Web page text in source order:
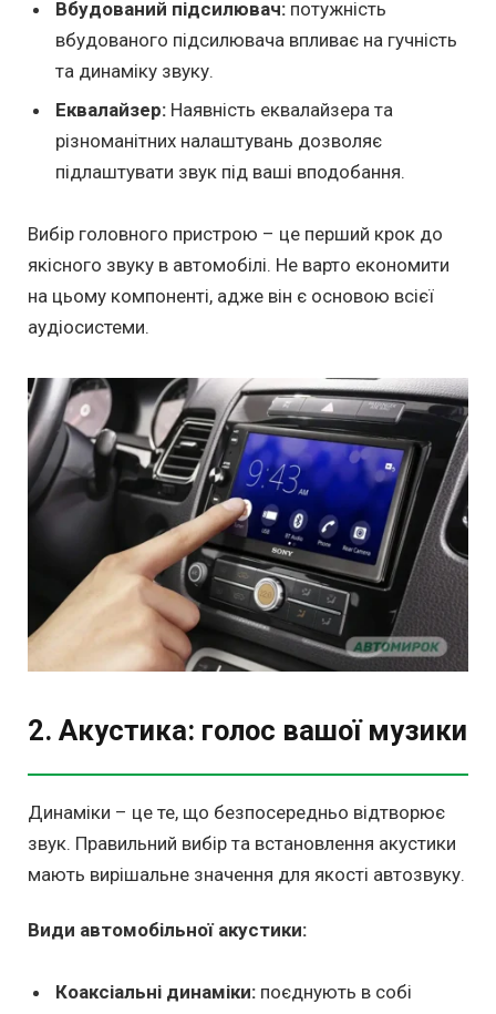
Вбудований підсилювач: потужність
вбудованого підсилювача впливає на гучність
та динаміку звуку.
Еквалайзер: Наявність еквалайзера та
різноманітних налаштувань дозволяє
підлаштувати звук під ваші вподобання.
Вибір головного пристрою – це перший крок до
якісного звуку в автомобілі. Не варто економити
на цьому компоненті, адже він є основою всієї
аудіосистеми.
2. Акустика: голос вашої музики
Динаміки – це те, що безпосередньо відтворює
звук. Правильний вибір та встановлення акустики
мають вирішальне значення для якості автозвуку.
Види автомобільної акустики:
Коаксіальні динаміки: поєднують в собі